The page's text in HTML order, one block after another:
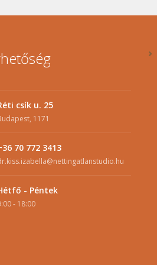
csík u. 25
1171
70 772 3413
- Péntek
- 18:00